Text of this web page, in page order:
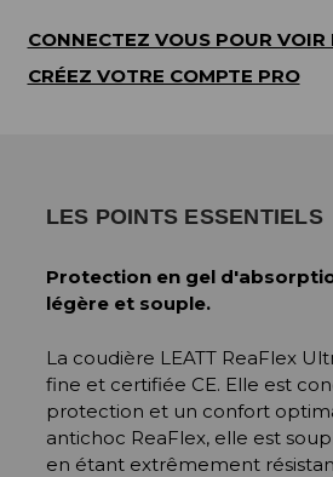
CONNECTEZ VOUS POUR VOIR
CRÉEZ VOTRE COMPTE PRO
LES POINTS ESSENTIELS
Protection en gel
légère et souple.
La coudière LEATT ReaFlex
fine et certifiée CE. Elle est
protection et un confort
antichoc ReaFlex, elle est
en étant extrêmement